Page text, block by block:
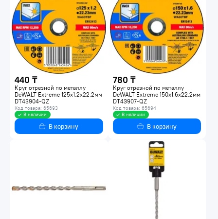
440 ₸
Круг отрезной по металлу
DeWALT Extreme 125x1.2х22.2мм
DT43904-QZ
Код товара: 65693
В наличии
В корзину
780 ₸
Круг отрезной по металлу
DeWALT Extreme 150x1.6х22.2мм
DT43907-QZ
Код товара: 65694
В наличии
В корзину